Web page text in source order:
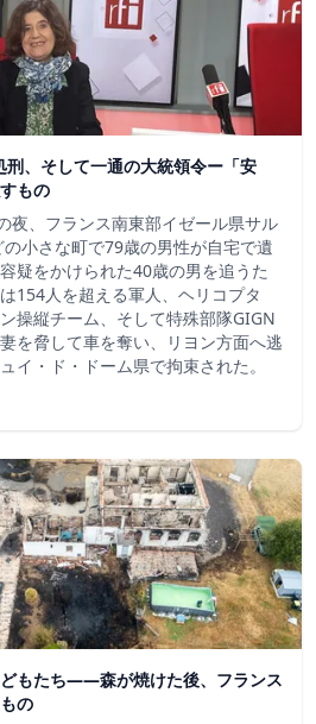
、そして一通の大統領令ー「安
もの
夜、フランス南東部イゼール県サル
小さな町で79歳の男性が自宅で遺
疑をかけられた40歳の男を追うた
154人を超える軍人、ヘリコプタ
操縦チーム、そして特殊部隊GIGN
を脅して車を奪い、リヨン方面へ逃
イ・ド・ドーム県で拘束された。
どもたち——森が焼けた後、フランス
の